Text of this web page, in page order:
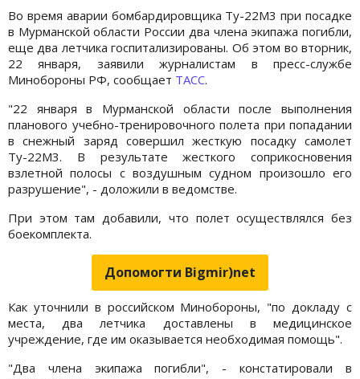
Во время аварии бомбардировщика Ту-22М3 при посадке
в Мурманской области России два члена экипажа погибли,
еще два летчика госпитализированы. Об этом во вторник,
22 января, заявили журналистам в пресс-службе
Минобороны РФ, сообщает ТАСС.
"22 января в Мурманской области после выполнения
планового учебно-тренировочного полета при попадании
в снежный заряд совершил жесткую посадку самолет
Ту-22М3. В результате жесткого соприкосновения
взлетной полосы с воздушным судном произошло его
разрушение", - доложили в ведомстве.
При этом там добавили, что полет осуществлялся без
боекомплекта.
Допомогти Bigmir)net
Как уточнили в российском Минобороны, "по докладу с
места, два летчика доставлены в медицинское
учреждение, где им оказывается необходимая помощь".
"Два члена экипажа погибли", - констатировали в